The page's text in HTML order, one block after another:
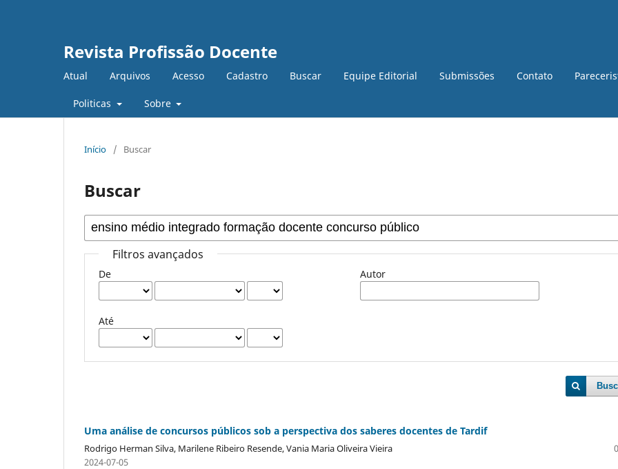
Revista Profissão Docente
Atual Arquivos Acesso Cadastro Buscar Equipe Editorial Submissões Contato
Politicas Sobre
Início / Buscar
Buscar
Filtros avançados
De
Até
Autor
Uma análise de concursos públicos sob a perspectiva dos saberes docentes de Tardif
Rodrigo Herman Silva, Marilene Ribeiro Resende, Vania Maria Oliveira Vieira
2024-07-05